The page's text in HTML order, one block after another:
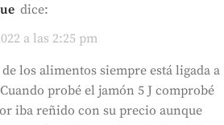
dice:
a las 2:25 pm
los alimentos siempre está ligada a
probé el jamón 5 J comprobé
iba reñido con su precio aunque